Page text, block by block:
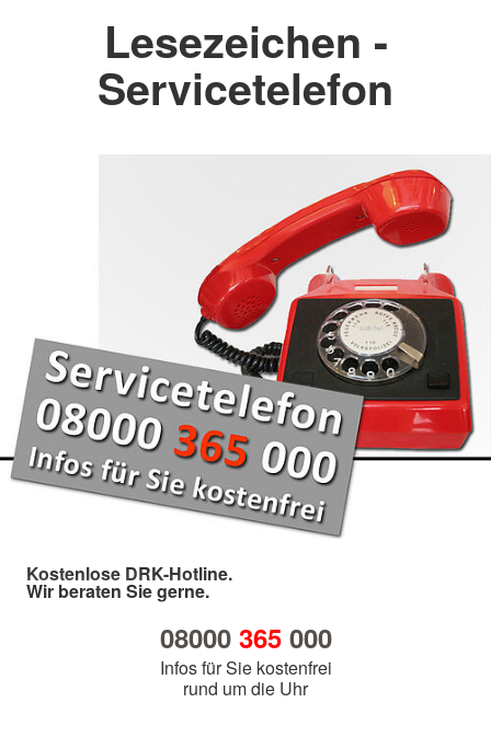
Lesezeichen -
Servicetelefon
Kostenlose DRK-Hotline.
Wir beraten Sie gerne.
08000 365000
Infos für Sie kostenfrei
rund um die Uhr